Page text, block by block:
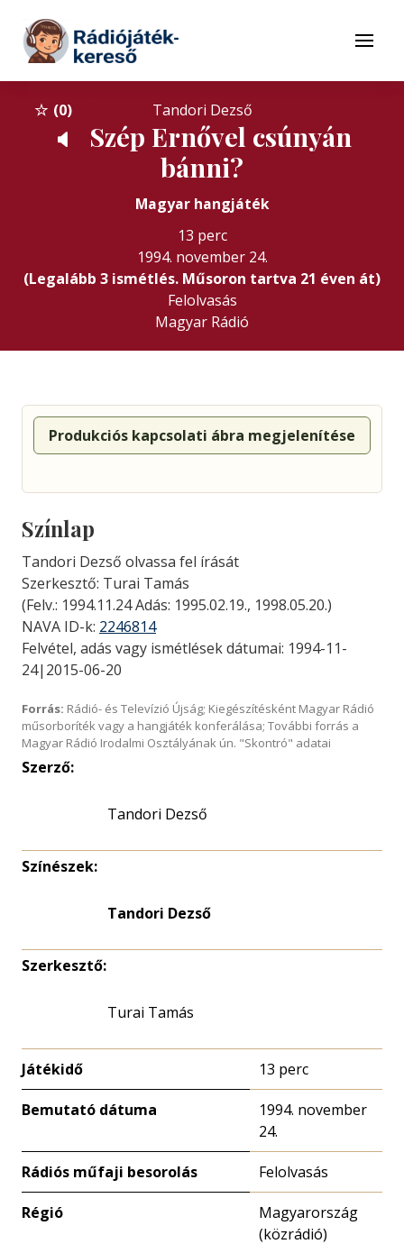
Tovább a tartalomhoz
Menü
0 Tandori Dezső
🔈
Szép Ernővel csúnyán
bánni?
Magyar hangjáték
13 perc
1994. november 24.
(Legalább 3 ismétlés. Műsoron tartva 21 éven át)
Felolvasás
Magyar Rádió
Produkciós kapcsolati ábra megjelenítése
Színlap
Tandori Dezső olvassa fel írását
Szerkesztő: Turai Tamás
(Felv.: 1994.11.24 Adás: 1995.02.19., 1998.05.20.)
NAVA ID-k: 2246814
Felvétel, adás vagy ismétlések dátumai: 1994-11-
24|2015-06-20
Forrás: Rádió- és Televízió Újság; Kiegészítésként Magyar Rádió
műsorboríték vagy a hangjáték konferálása; További forrás a
Magyar Rádió Irodalmi Osztályának ún. "Skontró" adatai
Szerző:
Tandori Dezső
Színészek:
Tandori Dezső
Szerkesztő:
Turai Tamás
Játékidő 13 perc
Bemutató dátuma
1994. november
24.
Rádiós műfaji besorolás Felolvasás
Régió
Magyarország
(közrádió)